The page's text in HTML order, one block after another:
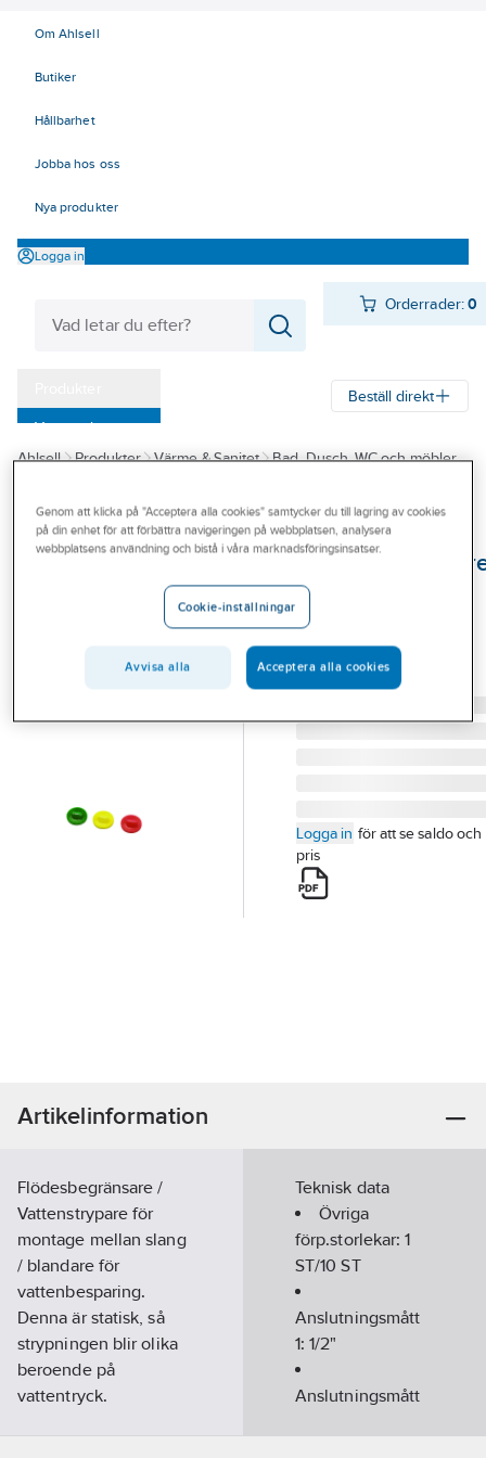
Om Ahlsell
Butiker
Hållbarhet
Jobba hos oss
Nya produkter
Logga in
Orderrader:0
Varumärken
Kampanjer
Outlet
Branscher
Beställ direkt
Ahlsell Produkter Värme & Sanitet
Bad, Dusch, WC och möbler
ARROW
Stryparn
STRYPARN ARROW
26804 GUL 9 LIT
Artikelnummer:
26804
Logga in för att se saldo och
pris
Artikelinformation
Flödesbegränsare /
Vattenstrypare för
montage mellan slang
/ blandare för
vattenbesparing.
Denna är statisk, så
strypningen blir olika
beroende på
vattentryck.
Teknisk data
Övriga
förp.storlekar:1
ST/10 ST
Anslutningsmått
1:1/2"
Anslutningsmått
Genom att klicka på "Acceptera alla cookies" samtycker du till lagring av cookies
på din enhet för att förbättra navigeringen på webbplatsen, analysera
webbplatsens användning och bistå i våra marknadsföringsinsatser.
Cookie-inställningar
Avvisa alla Acceptera alla cookies